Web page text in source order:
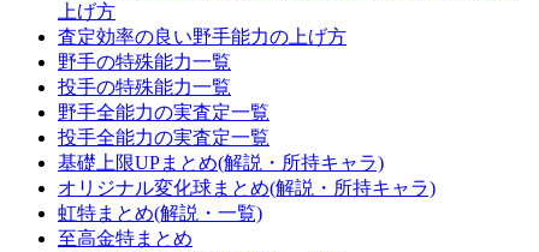
上げ方
査定効率の良い野手能力の上げ方
野手の特殊能力一覧
投手の特殊能力一覧
野手全能力の実査定一覧
投手全能力の実査定一覧
基礎上限UPまとめ(解説・所持キャラ)
オリジナル変化球まとめ(解説・所持キャラ)
虹特まとめ(解説・一覧)
至高金特まとめ